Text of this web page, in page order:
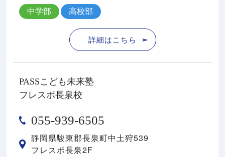
中学部 高校部
詳細はこちら
PASSこども未来塾
フレスポ長泉校
055-939-6505
静岡県駿東郡⻑泉町中⼟狩539
フレスポ⻑泉2F